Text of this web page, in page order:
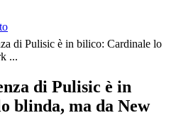
di Pulisic è in bilico: Cardinale lo
...
di Pulisic è in
blinda, ma da New